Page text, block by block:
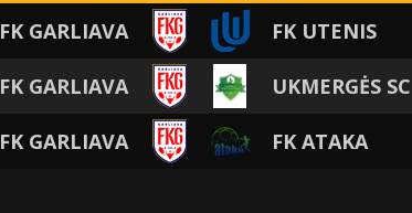
FK GARLIAVA FK UTENIS
FK GARLIAVA UKMERGĖS SC
FK GARLIAVA FK ATAKA